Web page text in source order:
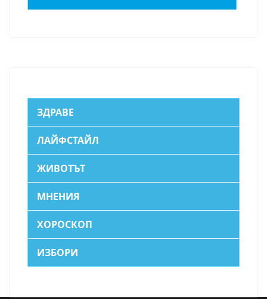
ЗДРАВЕ
ЛАЙФСТАЙЛ
ЖИВОТЪТ
МНЕНИЯ
ХОРОСКОП
ИЗБОРИ